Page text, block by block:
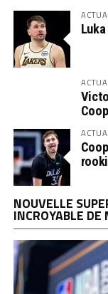
NOUVELLE
INCROYABLE